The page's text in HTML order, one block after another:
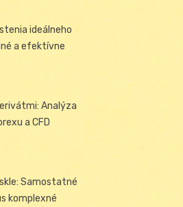
ideálneho
a efektívne
Analýza
a CFD
Samostatné
komplexné